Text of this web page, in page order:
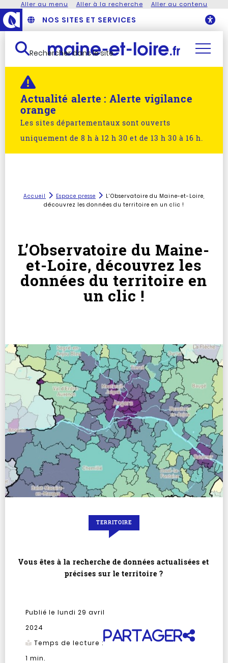
Aller au menu Aller à la recherche Aller au contenu
NOS SITES ET SERVICES
Rechercher dans le site
Actualité alerte : Alerte vigilance
orange
Les sites départementaux sont ouverts
uniquement de 8 h à 12 h 30 et de 13 h 30 à 16 h.
Accueil Espace presse
L’Observatoire du Maine-et-Loire,
découvrez les données du territoire en un clic !
L’Observatoire du Maine-
et-Loire, découvrez les
données du territoire en
un clic !
TERRITOIRE
Vous êtes à la recherche de données actualisées et
précises sur le territoire ?
Publié le lundi 29 avril
2024
Temps de lecture :
1 min.
Partager